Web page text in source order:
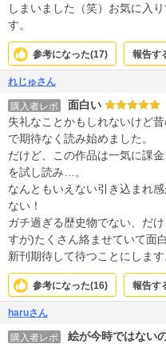
しまいました（笑）お気に入
す。
参考になった(17) 報告す
れじゅさん
購入者レポ
面白い
失礼なことかもしれないけど
で期待なく読み始めました。
だけど、この作品は一気に課
を試し読み…。
なんともいえない引き込まれ
ない！
ガチ過ぎる歴史物でない、だ
すが)たくさん絡ませていて面
新刊期待して待つことにします
参考になった(16) 報告す
haruさん
購入者レポ
絵が今時ではない